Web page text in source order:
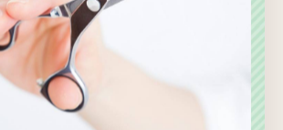
する職場が多く、再スタートを切り
明けや子どもの成長に合わせて働き方
ています。パート勤務なら、子どもの